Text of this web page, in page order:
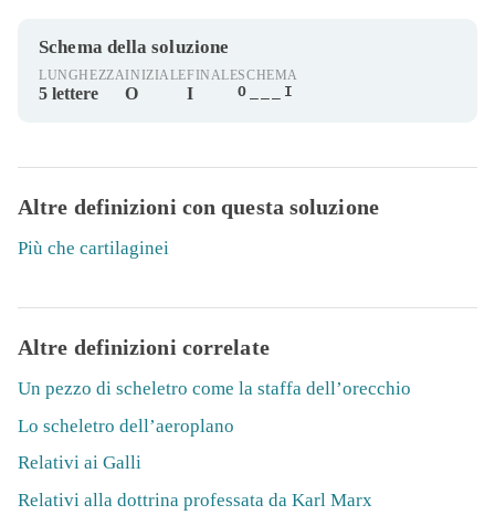
Schema della soluzione
LUNGHEZZA
5 lettere
INIZIALE
O
FINALE
I
SCHEMA
O___I
Altre definizioni con questa soluzione
Più che cartilaginei
Altre definizioni correlate
Un pezzo di scheletro come la staffa dell’orecchio
Lo scheletro dell’aeroplano
Relativi ai Galli
Relativi alla dottrina professata da Karl Marx